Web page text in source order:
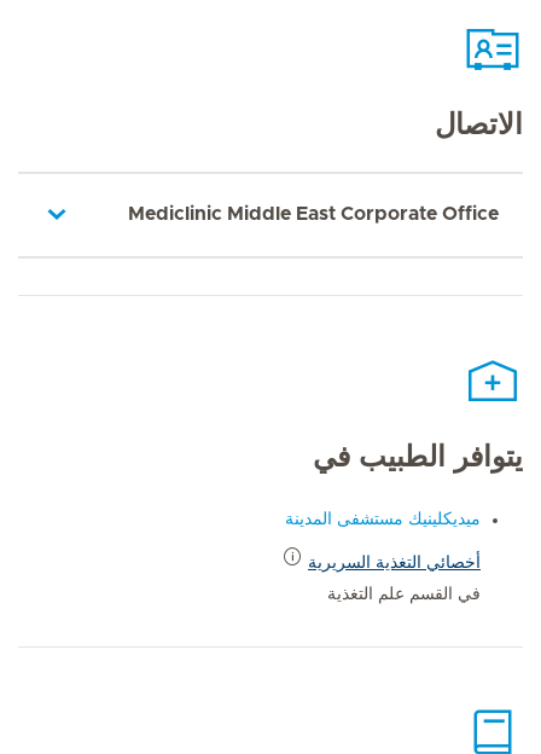
الاتصال
Mediclinic Middle East Corporate Office
يتوافر الطبيب في
ميديكلينيك مستشفى المدينة
أخصائي التغذية السريرية
في القسم علم التغذية